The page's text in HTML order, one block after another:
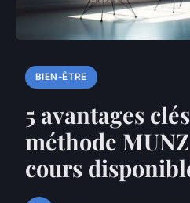
BIEN-ÊTRE
5 avantages
méthode
cours